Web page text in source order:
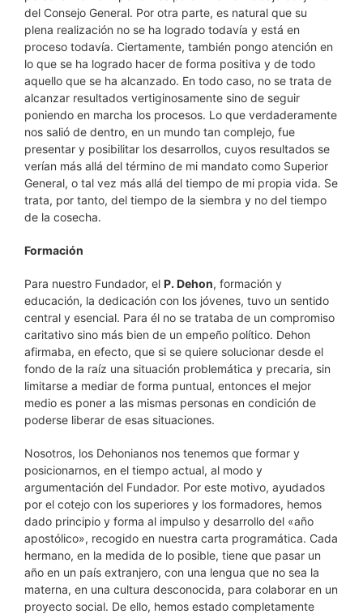
del Consejo General. Por otra parte, es natural que su
plena realización no se ha logrado todavía y está en
proceso todavía. Ciertamente, también pongo atención en
lo que se ha logrado hacer de forma positiva y de todo
aquello que se ha alcanzado. En todo caso, no se trata de
alcanzar resultados vertiginosamente sino de seguir
poniendo en marcha los procesos. Lo que verdaderamente
nos salió de dentro, en un mundo tan complejo, fue
presentar y posibilitar los desarrollos, cuyos resultados se
verían más allá del término de mi mandato como Superior
General, o tal vez más allá del tiempo de mi propia vida. Se
trata, por tanto, del tiempo de la siembra y no del tiempo
de la cosecha.
Formación
Para nuestro Fundador, el P. Dehon, formación y
educación, la dedicación con los jóvenes, tuvo un sentido
central y esencial. Para él no se trataba de un compromiso
caritativo sino más bien de un empeño político. Dehon
afirmaba, en efecto, que si se quiere solucionar desde el
fondo de la raíz una situación problemática y precaria, sin
limitarse a mediar de forma puntual, entonces el mejor
medio es poner a las mismas personas en condición de
poderse liberar de esas situaciones.
Nosotros, los Dehonianos nos tenemos que formar y
posicionarnos, en el tiempo actual, al modo y
argumentación del Fundador. Por este motivo, ayudados
por el cotejo con los superiores y los formadores, hemos
dado principio y forma al impulso y desarrollo del «año
apostólico», recogido en nuestra carta programática. Cada
hermano, en la medida de lo posible, tiene que pasar un
año en un país extranjero, con una lengua que no sea la
materna, en una cultura desconocida, para colaborar en un
proyecto social. De ello, hemos estado completamente